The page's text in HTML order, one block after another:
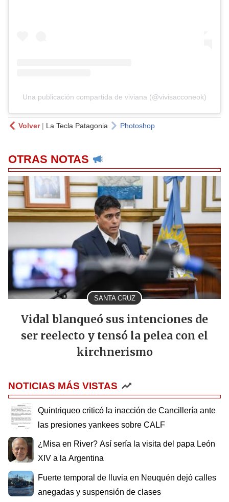
Una publicación compartida de viviana (@vivisacconeok)
Volver| La Tecla Patagonia Photoshop
OTRAS NOTAS
SANTA CRUZ
Vidal blanqueó sus intenciones de
ser reelecto y tensó la pelea con el
kirchnerismo
NOTICIAS MÁS VISTAS
Quintriqueo criticó la inacción de Cancillería ante
las presiones yankees sobre CALF
¿Misa en River? Así sería la visita del papa León
XIV a la Argentina
Fuerte temporal de lluvia en Neuquén dejó calles
anegadas y suspensión de clases